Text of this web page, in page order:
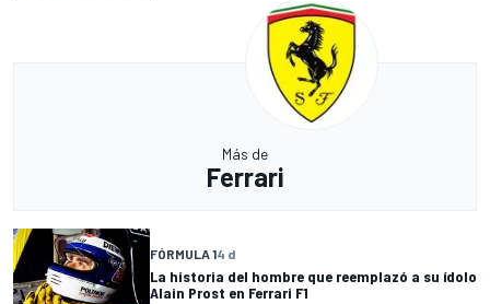
Más de
Ferrari
FÓRMULA 14 d
La historia del hombre que reemplazó a su ídolo
Alain Prost en Ferrari F1